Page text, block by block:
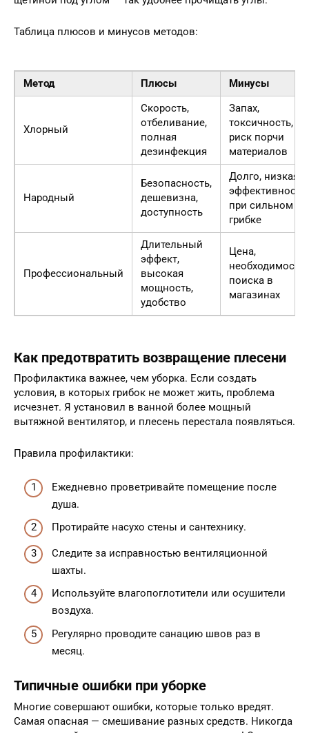
Таблица плюсов и минусов методов:
Метод Плюсы Минусы
Хлорный
Скорость,
отбеливание,
полная
дезинфекция
Запах,
токсичность,
риск порчи
материалов
Народный
Безопасность,
дешевизна,
доступность
Долго, низкая
эффективность
при сильном
грибке
Профессиональный
Длительный
эффект,
высокая
мощность,
удобство
Цена,
необходимость
поиска в
магазинах
Как предотвратить возвращение плесени
Профилактика важнее, чем уборка. Если создать
условия, в которых грибок не может жить, проблема
исчезнет. Я установил в ванной более мощный
вытяжной вентилятор, и плесень перестала появляться.
Правила профилактики:
Ежедневно проветривайте помещение после
душа.
Протирайте насухо стены и сантехнику.
Следите за исправностью вентиляционной
шахты.
Используйте влагопоглотители или осушители
воздуха.
Регулярно проводите санацию швов раз в
месяц.
Типичные ошибки при уборке
Многие совершают ошибки, которые только вредят.
Самая опасная — смешивание разных средств. Никогда